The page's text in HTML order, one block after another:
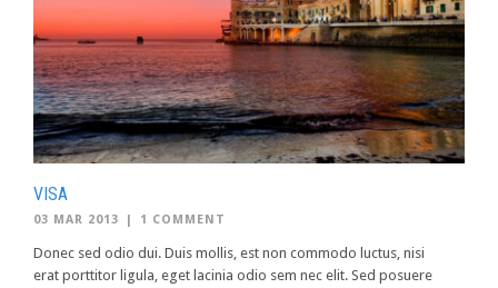
VISA
03 MAR 2013 1 COMMENT
Donec sed odio dui. Duis mollis, est non commodo luctus, nisi
erat porttitor ligula, eget lacinia odio sem nec elit. Sed posuere